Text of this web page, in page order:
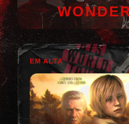
EM ALTA